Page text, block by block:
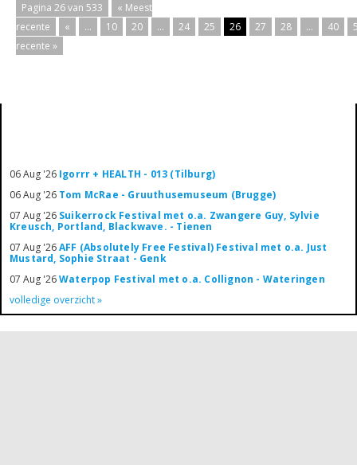
Pagina 26 van 533
« Meest
recente
« ... 10 20 ... 24 25 26 27 28 ... 40
recente »
06 Aug '26 Igorrr + HEALTH - 013 (Tilburg)
06 Aug '26 Tom McRae - Gruuthusemuseum (Brugge)
07 Aug '26 Suikerrock Festival met o.a. Zwangere Guy, Sylvie
Kreusch, Portland, Blackwave. - Tienen
07 Aug '26AFF (Absolutely Free Festival) Festival met o.a. Just
Mustard, Sophie Straat - Genk
07 Aug '26Waterpop Festival met o.a. Collignon - Wateringen
volledige overzicht »